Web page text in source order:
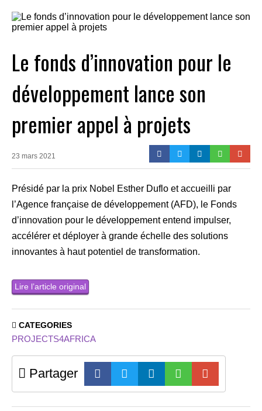
Le fonds d’innovation pour le
développement lance son
premier appel à projets
23 mars 2021
Présidé par la prix Nobel Esther Duflo et accueilli par
l’Agence française de développement (AFD), le Fonds
d’innovation pour le développement entend impulser,
accélérer et déployer à grande échelle des solutions
innovantes à haut potentiel de transformation.
Lire l’article original
CATEGORIES
PROJECTS4AFRICA
Partager